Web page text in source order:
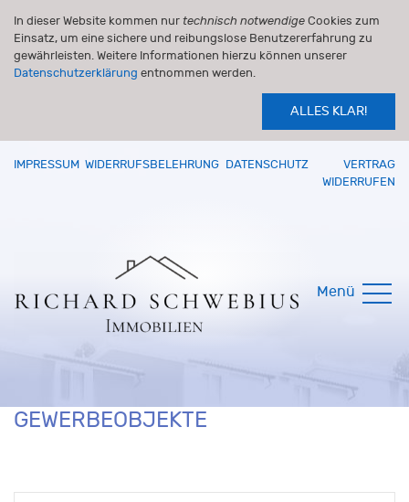
In dieser Website kommen nur technisch notwendige Cookies zum
Einsatz, um eine sichere und reibungslose Benutzererfahrung zu
gewährleisten. Weitere Informationen hierzu können unserer
Datenschutzerklärung entnommen werden.
ALLES KLAR!
IMPRESSUM WIDERRUFSBELEHRUNG DATENSCHUTZ
VERTRAG
WIDERRUFEN
Menü
GEWERBEOBJEKTE